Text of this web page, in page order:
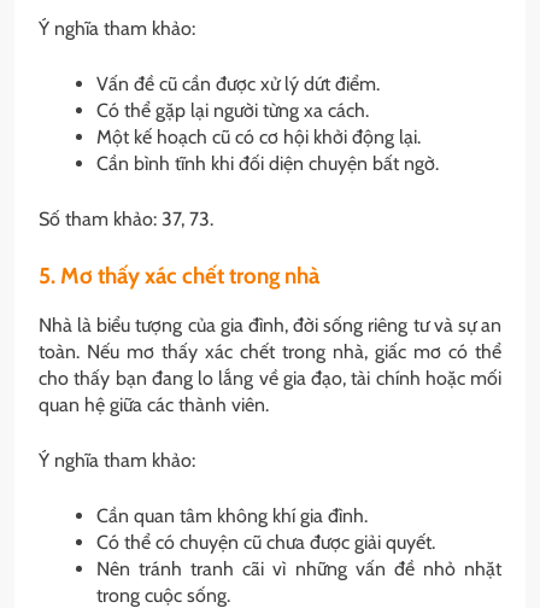
Ý nghĩa tham khảo:
Vấn đề cũ cần được xử lý dứt điểm.
Có thể gặp lại người từng xa cách.
Một kế hoạch cũ có cơ hội khởi động lại.
Cần bình tĩnh khi đối diện chuyện bất ngờ.
Số tham khảo: 37, 73.
5. Mơ thấy xác chết trong nhà
Nhà là biểu tượng của gia đình, đời sống riêng tư và sự an
toàn. Nếu mơ thấy xác chết trong nhà, giấc mơ có thể
cho thấy bạn đang lo lắng về gia đạo, tài chính hoặc mối
quan hệ giữa các thành viên.
Ý nghĩa tham khảo:
Cần quan tâm không khí gia đình.
Có thể có chuyện cũ chưa được giải quyết.
Nên tránh tranh cãi vì những vấn đề nhỏ nhặt
trong cuộc sống.